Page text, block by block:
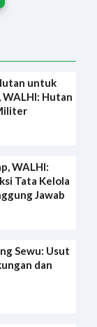
untuk
Hutan
WALHI:
Tata Kelola
Jawab
Sewu: Usut
dan